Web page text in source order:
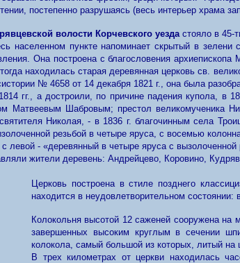
постепенно разрушаясь (весь интерьер храма
волости Корчевского уездастояло в 45-
населенном пункте напоминает скрытый в
Она построена с благословения
находилась старая деревянная церковь св.
№ 4658 от 14 декабря 1821 г., она была
гг., а достроили, по причине падения купола, в
Матвеевым Шабровым; престол великомученика
Николая, - в 1836 г. благочинным села
резьбой в четыре яруса, с восемью
левой - «деревянный в четыре яруса с
жители деревень: Андрейцево, Коровино,
Церковь построена в стиле позднего
находится в неудовлетворительном
Колокольня высотой 12 саженей сооружена на
завершенных высоким круглым в сечении
колокола, самый большой из которых, литый
В трех километрах от церкви находилась